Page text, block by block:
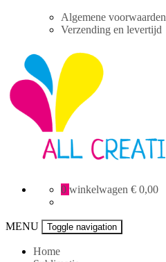
Algemene voorwaarden
Verzending en levertijd
Creative
0 winkelwagen € 0,00
MENU Toggle navigation
Home